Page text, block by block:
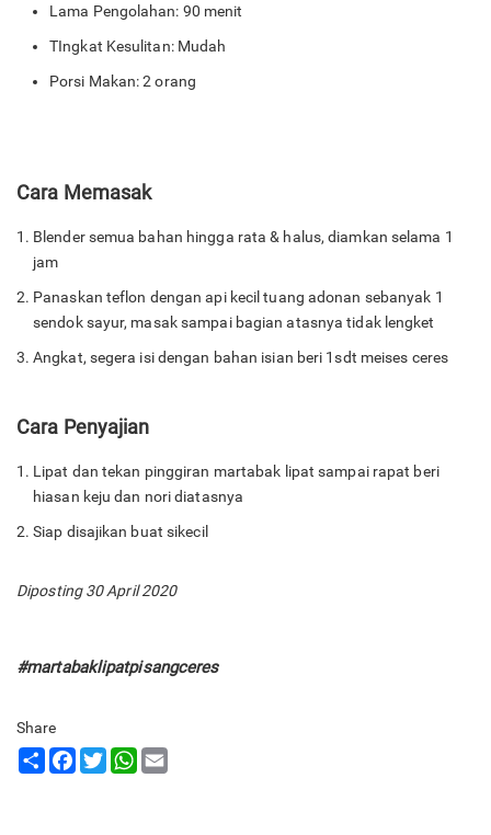
Lama Pengolahan: 90 menit
TIngkat Kesulitan: Mudah
Porsi Makan: 2 orang
Cara Memasak
Blender semua bahan hingga rata & halus, diamkan selama 1
jam
Panaskan teflon dengan api kecil tuang adonan sebanyak 1
sendok sayur, masak sampai bagian atasnya tidak lengket
Angkat, segera isi dengan bahan isian beri 1sdt meises ceres
Cara Penyajian
Lipat dan tekan pinggiran martabak lipat sampai rapat beri
hiasan keju dan nori diatasnya
Siap disajikan buat sikecil
Diposting 30 April 2020
#martabaklipatpisangceres
Share
ShareFacebook
TwitterWhatsApp